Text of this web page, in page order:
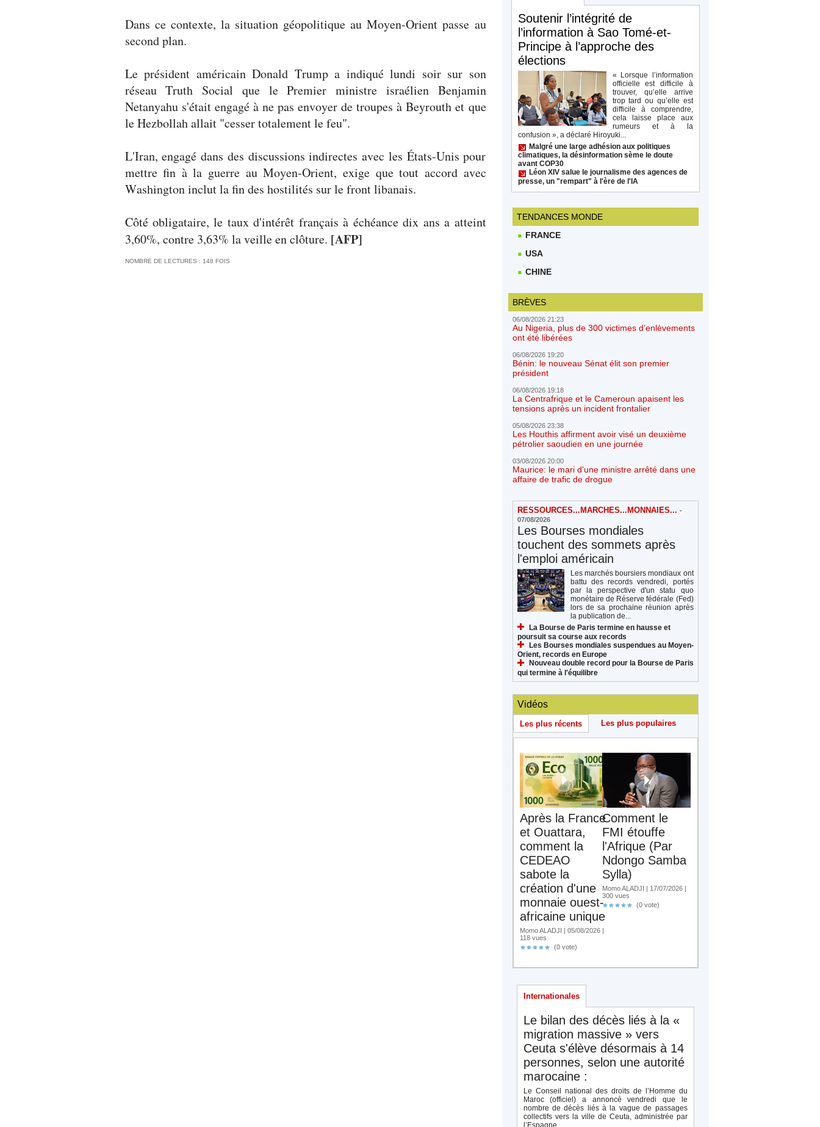
Dans ce contexte, la situation géopolitique au Moyen-Orient passe au
second plan.
Le président américain Donald Trump a indiqué lundi soir sur son
réseau Truth Social que le Premier ministre israélien Benjamin
Netanyahu s'était engagé à ne pas envoyer de troupes à Beyrouth et que
le Hezbollah allait "cesser totalement le feu".
L'Iran, engagé dans des discussions indirectes avec les États-Unis pour
mettre fin à la guerre au Moyen-Orient, exige que tout accord avec
Washington inclut la fin des hostilités sur le front libanais.
Côté obligataire, le taux d'intérêt français à échéance dix ans a atteint
3,60%, contre 3,63% la veille en clôture. [AFP]
NOMBRE DE LECTURES : 148 FOIS
Soutenir l’intégrité de
l’information à Sao Tomé-et-
Principe à l’approche des
élections
« Lorsque l’information
officielle est difficile à
trouver, qu’elle arrive
trop tard ou qu’elle est
difficile à comprendre,
cela laisse place aux
rumeurs et à la
confusion », a déclaré Hiroyuki...
Malgré une large adhésion aux politiques
climatiques, la désinformation sème le doute
avant COP30
Léon XIV salue le journalisme des agences de
presse, un "rempart" à l'ère de l'IA
TENDANCES MONDE
FRANCE
USA
CHINE
BRÈVES
06/08/2026 21:23
Au Nigeria, plus de 300 victimes d’enlèvements
ont été libérées
06/08/2026 19:20
Bénin: le nouveau Sénat élit son premier
président
06/08/2026 19:18
La Centrafrique et le Cameroun apaisent les
tensions après un incident frontalier
05/08/2026 23:38
Les Houthis affirment avoir visé un deuxième
pétrolier saoudien en une journée
03/08/2026 20:00
Maurice: le mari d'une ministre arrêté dans une
affaire de trafic de drogue
RESSOURCES...MARCHES...MONNAIES... -
07/08/2026
Les Bourses mondiales
touchent des sommets après
l'emploi américain
Les marchés boursiers mondiaux ont
battu des records vendredi, portés
par la perspective d'un statu quo
monétaire de Réserve fédérale (Fed)
lors de sa prochaine réunion après
la publication de...
La Bourse de Paris termine en hausse et
poursuit sa course aux records
Les Bourses mondiales suspendues au Moyen-
Orient, records en Europe
Nouveau double record pour la Bourse de Paris
qui termine à l'équilibre
Vidéos
Les plus récents Les plus populaires
Après la France
et Ouattara,
comment la
CEDEAO
sabote la
création d'une
monnaie ouest-
africaine unique
Momo ALADJI | 05/08/2026 |
118 vues
(0 vote)
Comment le
FMI étouffe
l'Afrique (Par
Ndongo Samba
Sylla)
Momo ALADJI | 17/07/2026 |
300 vues
(0 vote)
Internationales
Le bilan des décès liés à la «
migration massive » vers
Ceuta s'élève désormais à 14
personnes, selon une autorité
marocaine :
Le Conseil national des droits de l’Homme du
Maroc (officiel) a annoncé vendredi que le
nombre de décès liés à la vague de passages
collectifs vers la ville de Ceuta, administrée par